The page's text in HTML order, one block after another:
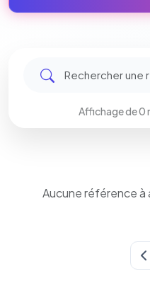
Affichage de 0
Aucune référence à